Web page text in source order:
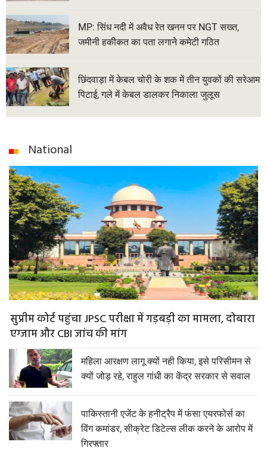
MP: सिंध नदी में अवैध रेत खनन पर NGT सख्त,
जमीनी हकीकत का पता लगाने कमेटी गठित
छिंदवाड़ा में केबल चोरी के शक में तीन युवकों की सरेआम
पिटाई, गले में केबल डालकर निकाला जुलूस
National
सुप्रीम कोर्ट पहुंचा JPSC परीक्षा में गड़बड़ी का मामला, दोबारा
एग्जाम और CBI जांच की मांग
महिला आरक्षण लागू क्यों नही किया, इसे परिसीमन से
क्यों जोड़ रहे, राहुल गांधी का केंद्र सरकार से सवाल
पाकिस्तानी एजेंट के हनीट्रैप में फंसा एयरफोर्स का
विंग कमांडर, सीक्रेट डिटेल्स लीक करने के आरोप में
गिरफ्तार